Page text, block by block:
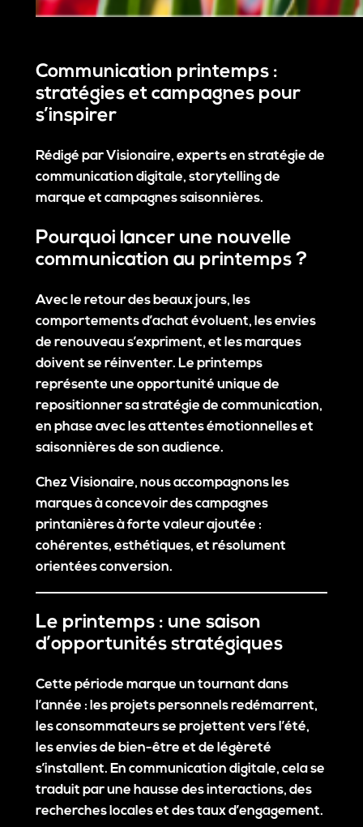
Communication printemps :
stratégies et campagnes pour
s’inspirer
Rédigé par Visionaire, experts en stratégie de
communication digitale, storytelling de
marque et campagnes saisonnières.
Pourquoi lancer une nouvelle
communication au printemps ?
Avec le retour des beaux jours, les
comportements d’achat évoluent, les envies
de renouveau s’expriment, et les marques
doivent se réinventer. Le printemps
représente une opportunité unique de
repositionner sa stratégie de communication,
en phase avec les attentes émotionnelles et
saisonnières de son audience.
Chez Visionaire, nous accompagnons les
marques à concevoir des campagnes
printanières à forte valeur ajoutée :
cohérentes, esthétiques, et résolument
orientées conversion.
Le printemps : une saison
d’opportunités stratégiques
Cette période marque un tournant dans
l’année : les projets personnels redémarrent,
les consommateurs se projettent vers l’été,
les envies de bien-être et de légèreté
s’installent. En communication digitale, cela se
traduit par une hausse des interactions, des
recherches locales et des taux d’engagement.